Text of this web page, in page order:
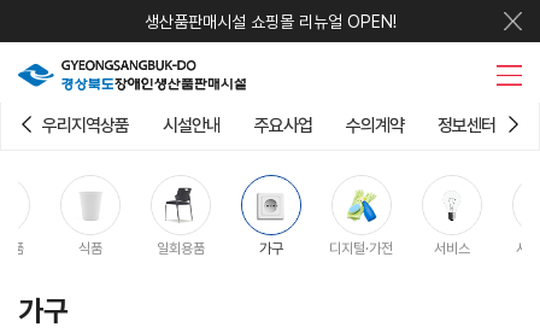
생산품판매시설 쇼핑몰 리뉴얼 OPEN!
우리지역상품 시설안내 주요사업 수의계약 정보센터
품 식품 일회용품 가구 디지털·가전 서비스 시
가구